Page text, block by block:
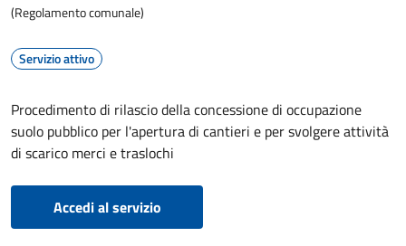
(Regolamento comunale)
Servizio attivo
Procedimento di rilascio della concessione di occupazione
suolo pubblico per l'apertura di cantieri e per svolgere attività
di scarico merci e traslochi
Accedi al servizio